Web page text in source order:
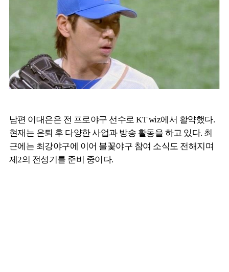
남편 이대은은 전 프로야구 선수로 KT wiz에서 활약했다.
현재는 은퇴 후 다양한 사업과 방송 활동을 하고 있다. 최
근에는 최강야구에 이어 불꽃야구 참여 소식도 전해지며
제2의 전성기를 준비 중이다.